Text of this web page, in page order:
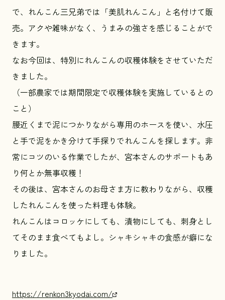
で、れんこん三兄弟では「美肌れんこん」と名付けて販
売。アクや雑味がなく、うまみの強さを感じることがで
きます。
なお今回は、特別にれんこんの収穫体験をさせていただ
きました。
（一部農家では期間限定で収穫体験を実施しているとの
こと）
腰近くまで泥につかりながら専用のホースを使い、水圧
と手で泥をかき分けて手探りでれんこんを探します。非
常にコツのいる作業でしたが、宮本さんのサポートもあ
り何とか無事収穫！
その後は、宮本さんのお母さま方に教わりながら、収穫
したれんこんを使った料理も体験。
れんこんはコロッケにしても、漬物にしても、刺身とし
てそのまま食べてもよし。シャキシャキの食感が癖にな
りました。
https://renkon3kyodai.com/